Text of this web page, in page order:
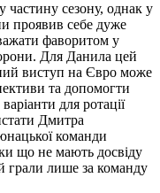
сезону, однак у
проявив себе дуже
фаворитом у
Для Данила цей
виступ на Євро може
та допомогти
для ротації
Дмитра
команди
що не мають досвіду
грали лише за команду